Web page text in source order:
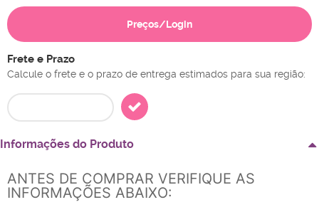
Preços/Login
Frete e Prazo
Calcule o frete e o prazo de entrega estimados para sua região:
Informações do Produto
ANTES DE COMPRAR VERIFIQUE AS
INFORMAÇÕES ABAIXO: